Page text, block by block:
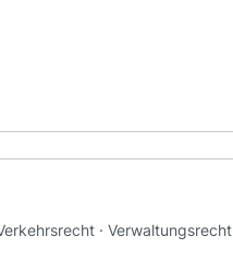
· Verwaltungsrecht